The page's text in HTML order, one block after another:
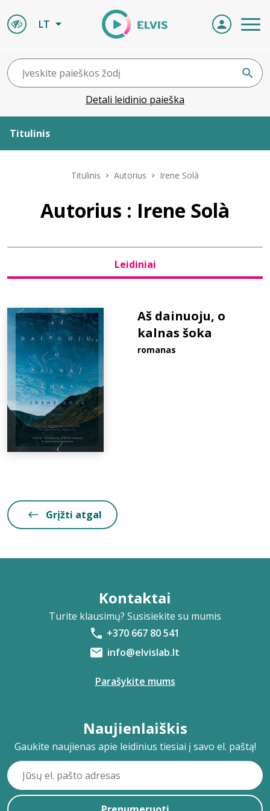
LT
Detali leidinio paieška
Titulinis
Leidiniai
D.U.K.
Titulinis Autorius Irene Solà
Autorius : Irene Solà
Leidiniai
Aš dainuoju, o
kalnas šoka
romanas
Grįžti atgal
Kontaktai
Turite klausimų? Susisiekite su mumis
+370 667 80 541
info@elvislab.lt
Parašykite mums
Naujienlaiškis
Gaukite naujienas apie leidinius tiesiai į savo el. paštą!